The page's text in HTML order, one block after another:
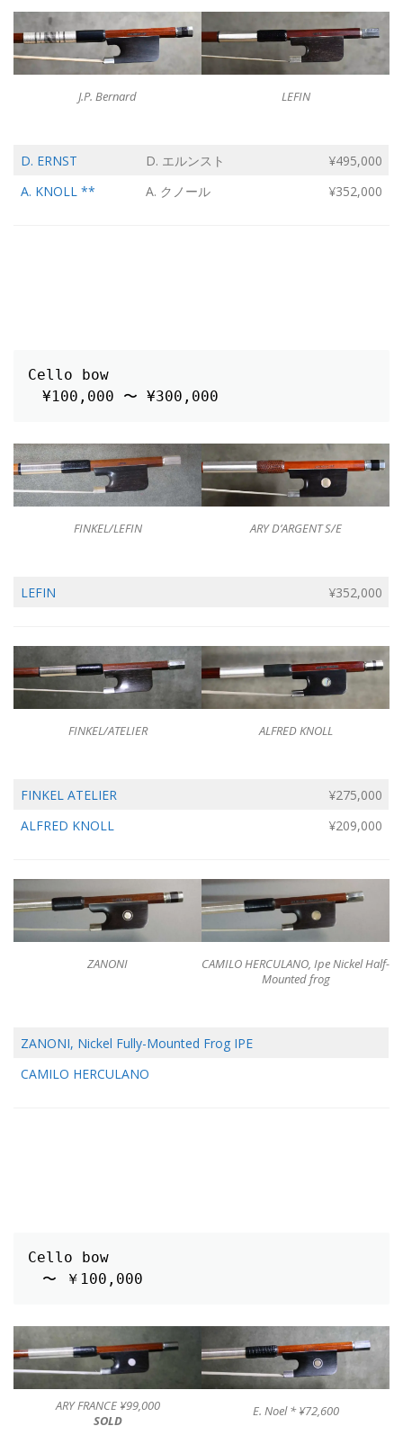
J.P. Bernard LEFIN
D. ERNST D. エルンスト
¥495,000
A. KNOLL **
A. クノール ¥352,000
Cello bow
¥100,000 〜 ¥300,000
FINKEL/LEFIN ARY D’ARGENT S/E
LEFIN ¥352,000
FINKEL/ATELIER ALFRED KNOLL
FINKEL ATELIER
¥275,000
ALFRED KNOLL
¥209,000
ZANONI
CAMILO HERCULANO, Ipe Nickel Half-
Mounted frog
ZANONI, Nickel Fully-Mounted Frog IPE
CAMILO HERCULANO
Cello bow
〜 ￥100,000
ARY FRANCE ¥99,000
SOLD
E. Noel * ¥72,600